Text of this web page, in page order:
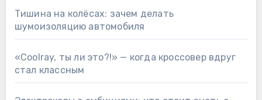
Тишина на колёсах: зачем делать
шумоизоляцию автомобиля
«Coolray, ты ли это?!» — когда кроссовер вдруг
стал классным